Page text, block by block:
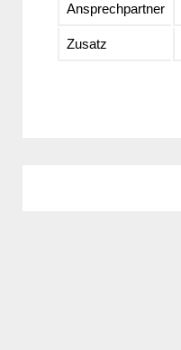
Ansprechpartner
Zusatz